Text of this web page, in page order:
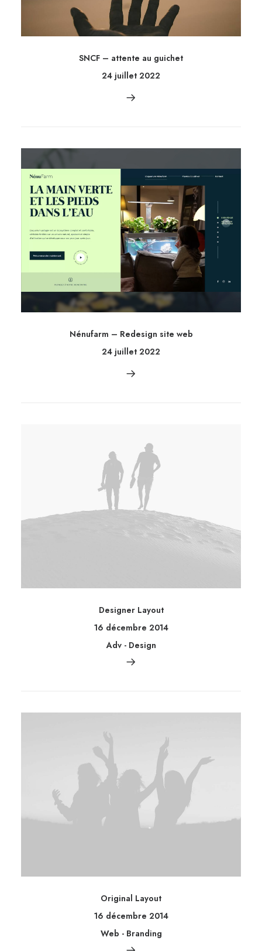
SNCF – attente au guichet
24 juillet 2022
Nénufarm – Redesign site web
24 juillet 2022
Designer Layout
16 décembre 2014
Adv- Design
Original Layout
16 décembre 2014
Web - Branding